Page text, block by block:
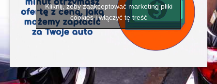
Kliknij, żeby zaakceptować marketing pliki
cookies i włączyć tę treść